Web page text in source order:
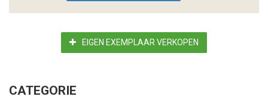
EIGEN EXEMPLAAR VERKOPEN
CATEGORIE